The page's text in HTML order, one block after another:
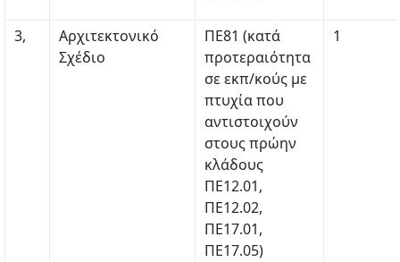
3,
Αρχιτεκτονικό
Σχέδιο
ΠΕ81 (κατά
προτεραιότητα
σε εκπ/κούς με
πτυχία που
αντιστοιχούν
στους πρώην
κλάδους
ΠΕ12.01,
ΠΕ12.02,
ΠΕ17.01,
ΠΕ17.05)
1